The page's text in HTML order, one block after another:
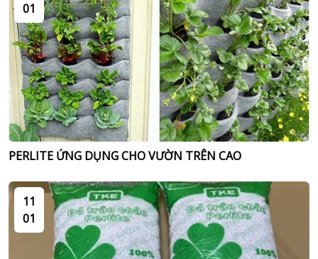
01
PERLITE ỨNG DỤNG CHO VƯỜN TRÊN CAO
11
01